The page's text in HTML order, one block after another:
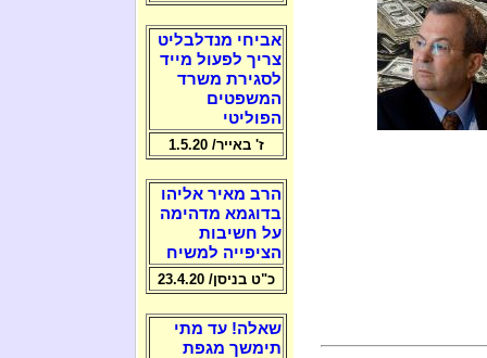
אביחי מנדלבליט
צריך לפעול מייד
לסגירת משרד
המשפטים
הפוליטי
ז' באייר/ 1.5.20
הרב מאיר אליהו
בדוגמא מדהימה
על חשיבות
הציפייה למשיח
כ"ט בניסן/ 23.4.20
שאלה! עד מתי
תימשך מגפת